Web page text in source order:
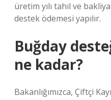
üretim yılı tahıl ve
destek ödemesi yapılır.
Buğday
ne kadar?
Bakanlığımızca, Çiftçi